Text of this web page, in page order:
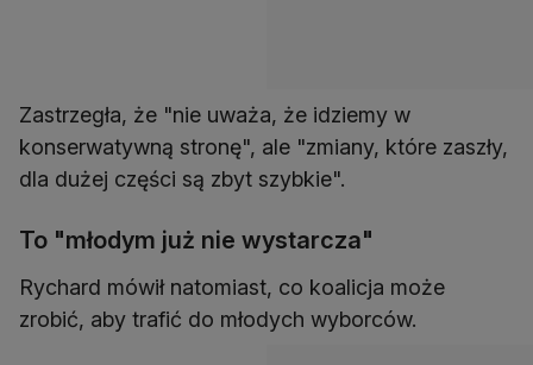
Zastrzegła, że "nie uważa, że idziemy w
konserwatywną stronę", ale "zmiany, które zaszły,
dla dużej części są zbyt szybkie".
To "młodym już nie wystarcza"
Rychard mówił natomiast, co koalicja może
zrobić, aby trafić do młodych wyborców.